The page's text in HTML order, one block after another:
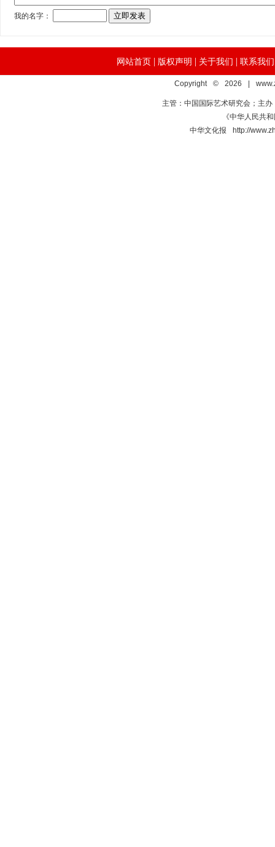
网站首页 | 版权声明 | 关于我们 | 联系我们
Copyright © 2026 |
主管：中国国际艺术研究会；主
《中华人民共
中华文化报 http://